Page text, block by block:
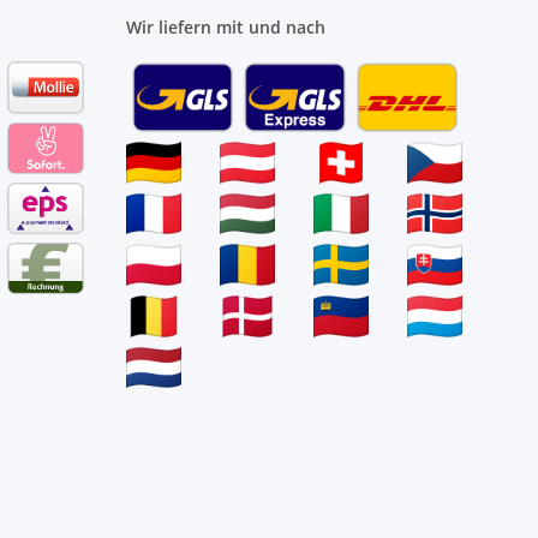
Wir liefern mit und nach